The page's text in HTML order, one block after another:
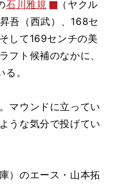
石川雅規
（ヤクル
吾（西武）、168セ
して169センチの美
フト候補のなかに、
。
マウンドに立ってい
うな気分で投げてい
）のエース・山本拓